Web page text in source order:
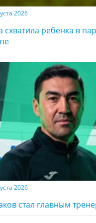
2026
схватила ребенка в
2026
стал главным